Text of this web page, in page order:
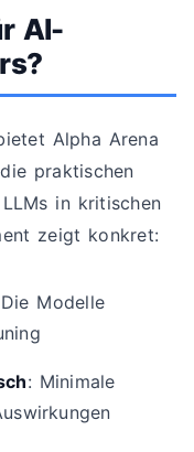
AI-
Alpha Arena
praktischen
in kritischen
zeigt konkret:
Modelle
: Minimale